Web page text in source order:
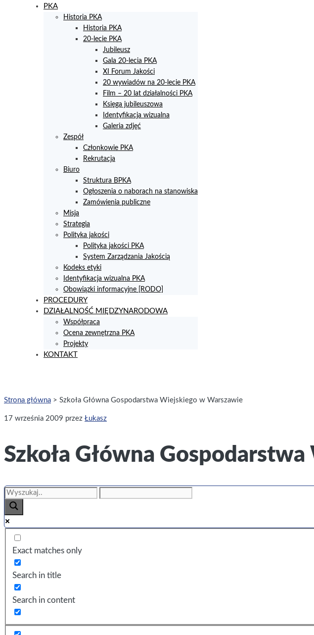
PKA
Historia PKA
Historia PKA
20-lecie PKA
Jubileusz
Gala 20-lecia PKA
XI Forum Jakości
20 wywiadów na 20-lecie PKA
Film – 20 lat działalności PKA
Księga jubileuszowa
Identyfikacja wizualna
Galeria zdjęć
Zespół
Członkowie PKA
Rekrutacja
Biuro
Struktura BPKA
Ogłoszenia o naborach na stanowiska
Zamówienia publiczne
Misja
Strategia
Polityka jakości
Polityka jakości PKA
System Zarządzania Jakością
Kodeks etyki
Identyfikacja wizualna PKA
Obowiązki informacyjne [RODO]
PROCEDURY
DZIAŁALNOŚĆ MIĘDZYNARODOWA
Współpraca
Ocena zewnętrzna PKA
Projekty
KONTAKT
Strona główna > Szkoła Główna Gospodarstwa Wiejskiego w Warszawie
17 września 2009 przez Łukasz
Szkoła Główna
Exact matches only
Search in title
Search in content